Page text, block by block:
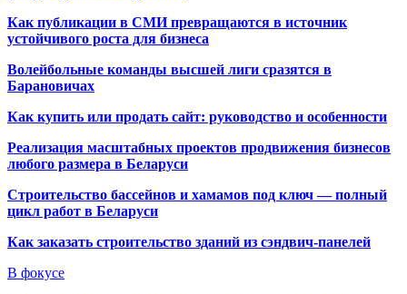
Как публикации в СМИ превращаются в источник
устойчивого роста для бизнеса
Волейбольные команды высшей лиги сразятся в
Барановичах
Как купить или продать сайт: руководство и особенности
Реализация масштабных проектов продвижения бизнесов
любого размера в Беларуси
Строительство бассейнов и хамамов под ключ — полный
цикл работ в Беларуси
Как заказать строительство зданий из сэндвич-панелей
В фокусе